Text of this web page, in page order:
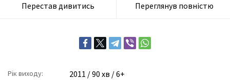
Перестав дивитись Переглянув повністю
Рік виходу: 2011 / 90 хв / 6+